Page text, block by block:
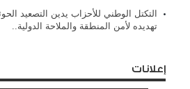
التكتل الوطني للأحزاب يدين التصعيد
تهديده لأمن المنطقة والملاحة الدولية..
إعلانات